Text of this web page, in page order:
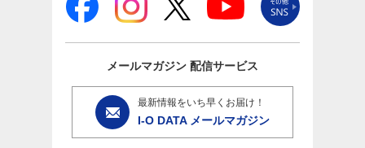
メールマガジン 配信サービス
最新情報をいち早くお届け！
I-O DATA メールマガジン